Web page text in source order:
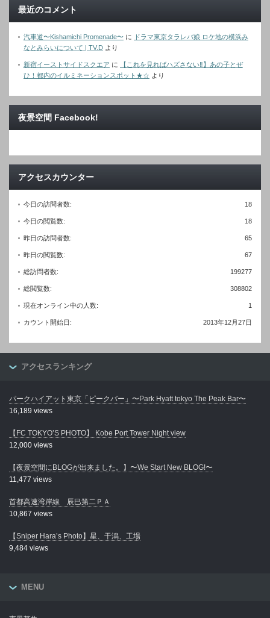
最近のコメント
汽車道〜Kishamichi Promenade〜 に
ドラマ東京タラレバ娘 ロケ地の横浜み
なとみらいについて | TV.D より
新宿イーストサイドスクエア に
【これを見ればハズさない‼︎】あの子とぜ
ひ！都内のイルミネーションスポット★☆ より
夜景空間 Facebook!
アクセスカウンター
18
今日の訪問者数:
18
今日の閲覧数:
65
昨日の訪問者数:
67
昨日の閲覧数:
199277
総訪問者数:
308802
総閲覧数:
1
現在オンライン中の人数:
2013年12月27日
カウント開始日:
アクセスランキング
パークハイアット東京「ピークバー」〜Park Hyatt tokyo The Peak Bar〜
16,189 views
【FC TOKYO’S PHOTO】 Kobe Port Tower Night view
12,000 views
【夜景空間にBLOGが出来ました。】〜We Start New BLOG!〜
11,477 views
首都高速湾岸線 辰巳第二ＰＡ
10,867 views
【Sniper Hara’s Photo】星、干潟、工場
9,484 views
MENU